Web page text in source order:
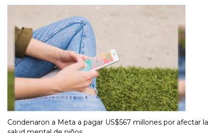
Condenaron a Meta a pagar US$567 millones por afectar la